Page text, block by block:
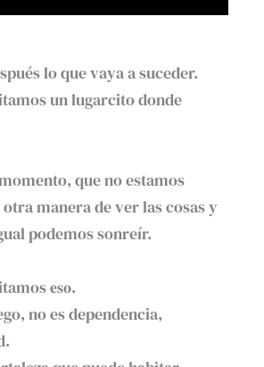
lo que vaya a suceder.
un lugarcito donde
que no estamos
manera de ver las cosas y
podemos sonreír.
𝐞𝐬𝐨.⁣
no es dependencia,